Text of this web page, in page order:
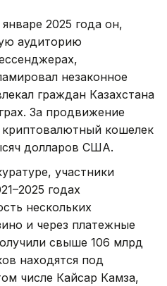
2025 года он,
аудиторию
незаконное
граждан Казахстана
За продвижение
криптовалютный кошелек
долларов США.
участники
годах
нескольких
и через платежные
свыше 106 млрд
находятся под
числе Кайсар Камза,